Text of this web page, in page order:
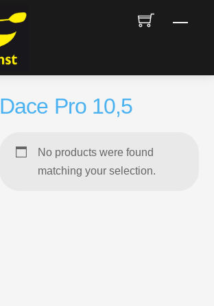
Menu
Dace Pro 10,5
No products were found
matching your selection.